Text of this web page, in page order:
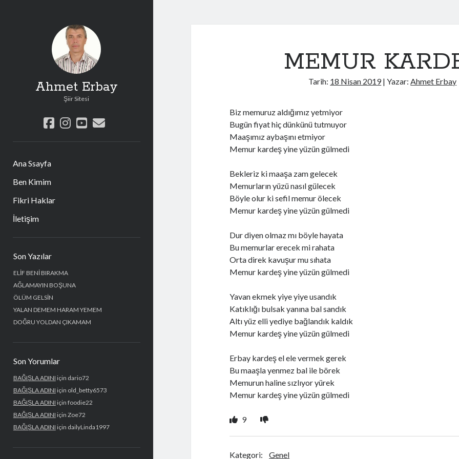
Ahmet Erbay
Şiir Sitesi
facebook
instagram
youtube
e-
Ana Ssayfa
Ben Kimim
Fikri Haklar
İletişim
Menü
Son Yazılar
ELİF BENİ BIRAKMA
AĞLAMAYIN BOŞUNA
ÖLÜM GELSİN
YALAN DEMEM HARAM YEMEM
DOĞRU YOLDAN ÇIKAMAM
Son Yorumlar
BAĞIŞLA ADINI için dario72
BAĞIŞLA ADINI için old_betty6573
BAĞIŞLA ADINI için foodie22
BAĞIŞLA ADINI için Zoe72
BAĞIŞLA ADINI için dailyLinda1997
MEMUR
Tarih: 18 Nisan 2019| Yazar:Ahmet Erbay
Biz memuruz aldığımız yetmiyor
Bugün fiyat hiç dünkünü tutmuyor
Maaşımız aybaşını etmiyor
Memur kardeş yine yüzün gülmedi
Bekleriz ki maaşa zam gelecek
Memurların yüzü nasıl gülecek
Böyle olur ki sefil memur ölecek
Memur kardeş yine yüzün gülmedi
Dur diyen olmaz mı böyle hayata
Bu memurlar erecek mi rahata
Orta direk kavuşur mu sıhata
Memur kardeş yine yüzün gülmedi
Yavan ekmek yiye yiye usandık
Katıklığı bulsak yanına bal sandık
Altı yüz elli yediye bağlandık kaldık
Memur kardeş yine yüzün gülmedi
Erbay kardeş el ele vermek gerek
Bu maaşla yenmez bal ile börek
Memurun haline sızlıyor yürek
Memur kardeş yine yüzün gülmedi
9
Kategori: Genel